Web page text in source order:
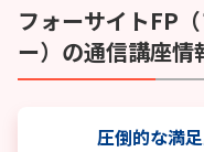
フォーサイトFP
ー） の通信講座情
圧倒的な満